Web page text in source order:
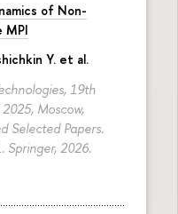
of Non-
MPI
Y. et al.
19th
Moscow,
Selected Papers.
Springer, 2026.